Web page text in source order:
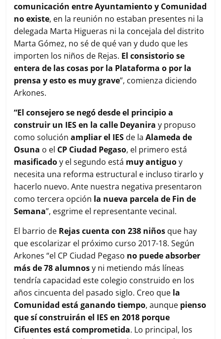
comunicación entre Ayuntamiento y Comunidad
no existe, en la reunión no estaban presentes ni la
delegada Marta Higueras ni la concejala del distrito
Marta Gómez, no sé de qué van y dudo que les
importen los niños de Rejas. El consistorio se
entera de las cosas por la Plataforma o por la
prensa y esto es muy grave”, comienza diciendo
Arkones.
“El consejero se negó desde el principio a
construir un IES en la calle Deyanira y propuso
como soluciónampliar el IES de laAlameda de
Osuna o el CP Ciudad Pegaso, el primero está
masificadoy el segundo está muy antiguoy
necesita una reforma estructural e incluso tirarlo y
hacerlo nuevo. Ante nuestra negativa presentaron
como tercera opción la nueva parcela de Fin de
Semana”, esgrime el representante vecinal.
El barrio de Rejas cuenta con 238 niños que hay
que escolarizar el próximo curso 2017-18. Según
Arkones “el CP Ciudad Pegaso no puede absorber
más de 78 alumnosy ni metiendo más líneas
tendría capacidad este colegio construido en los
años cincuenta del pasado siglo. Creo que la
Comunidad está ganando tiempo, aunque pienso
que sí construirán el IES en 2018 porque
Cifuentes está comprometida. Lo principal, los